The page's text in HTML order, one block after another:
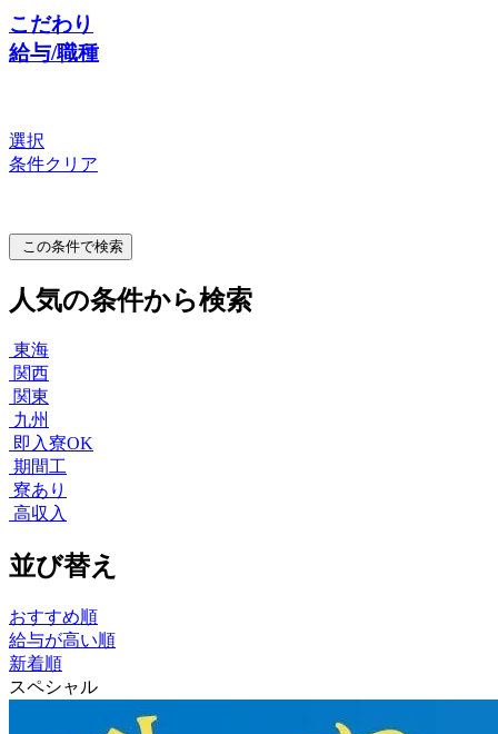
こだわり
給与/職種
選択
条件クリア
この条件で検索
人気の条件から検索
東海
関西
関東
九州
即入寮OK
期間工
寮あり
高収入
並び替え
おすすめ順
給与が高い順
新着順
スペシャル